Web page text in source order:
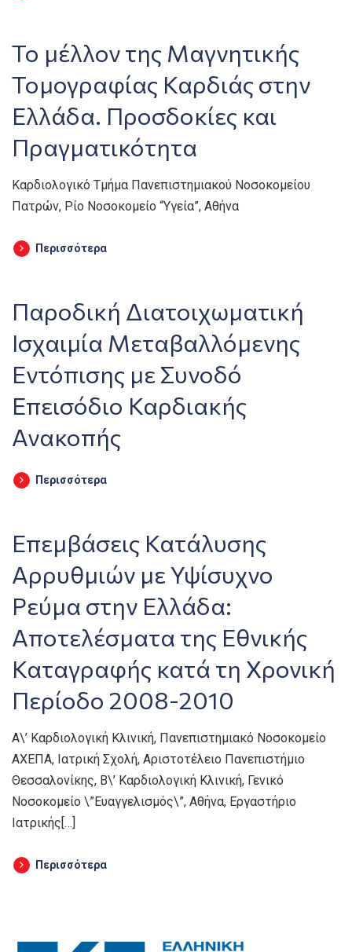
Το μέλλον της Μαγνητικής
Τομογραφίας Καρδιάς στην
Ελλάδα. Προσδοκίες και
Πραγματικότητα
Καρδιολογικό Τμήμα Πανεπιστημιακού Νοσοκομείου
Πατρών, Ρίο Νοσοκομείο “Υγεία”, Αθήνα
Περισσότερα
Παροδική Διατοιχωματική
Ισχαιμία Μεταβαλλόμενης
Εντόπισης με Συνοδό
Επεισόδιο Καρδιακής
Ανακοπής
Περισσότερα
Επεμβάσεις Κατάλυσης
Αρρυθμιών με Υψίσυχνο
Ρεύμα στην Ελλάδα:
Αποτελέσματα της Εθνικής
Καταγραφής κατά τη Χρονική
Περίοδο 2008-2010
Α\’ Καρδιολογική Κλινική, Πανεπιστημιακό Νοσοκομείο
ΑΧΕΠΑ, Ιατρική Σχολή, Αριστοτέλειο Πανεπιστήμιο
Θεσσαλονίκης, Β\’ Καρδιολογική Κλινική, Γενικό
Νοσοκομείο \”Ευαγγελισμός\”, Αθήνα, Εργαστήριο
Ιατρικής[…]
Περισσότερα